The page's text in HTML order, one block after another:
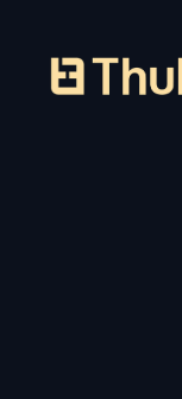
Gå till startsidan